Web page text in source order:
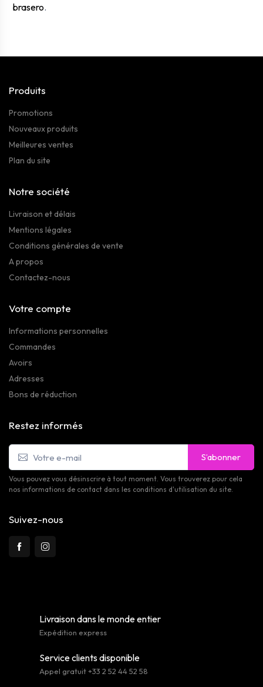
brasero.
Produits
Promotions
Nouveaux produits
Meilleures ventes
Plan du site
Notre société
Livraison et délais
Mentions légales
Conditions générales de vente
A propos
Contactez-nous
Votre compte
Informations personnelles
Commandes
Avoirs
Adresses
Bons de réduction
Restez informés
S’abonner
Vous pouvez vous désinscrire à tout moment. Vous trouverez pour cela
nos informations de contact dans les conditions d'utilisation du site.
Suivez-nous
Livraison dans le monde entier
Expédition express
Service clients disponible
Appel gratuit +33 2 52 44 52 58